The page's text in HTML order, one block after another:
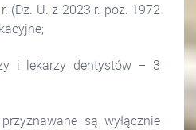
(Dz. U. z 2023 r. poz. 1972
i lekarzy dentystów – 3
są wyłącznie